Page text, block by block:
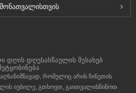
დღის დღესასწაულის შესახებ
რომელიც არის ჩინეთის
იუბილე, გთხოვთ, გაითვალისწინოთ